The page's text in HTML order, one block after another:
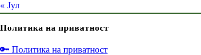
« Јул
Политика на приватност
🔑 Политика на приватност